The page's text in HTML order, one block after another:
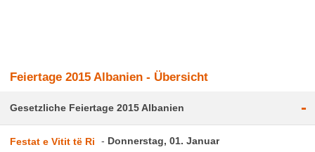
Feiertage 2015 Albanien - Übersicht
Gesetzliche Feiertage 2015 Albanien -
Festat e Vitit të Ri
Donnerstag, 01. Januar